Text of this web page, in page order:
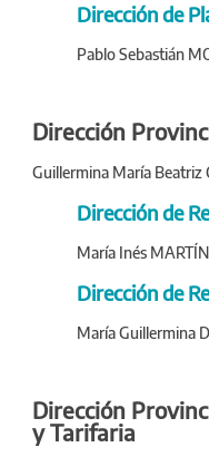
Dirección de
Pablo Sebastián
Dirección
Guillermina María Beatriz
Dirección de
María Inés
Dirección de
María Guillermina
Dirección
y Tarifaria